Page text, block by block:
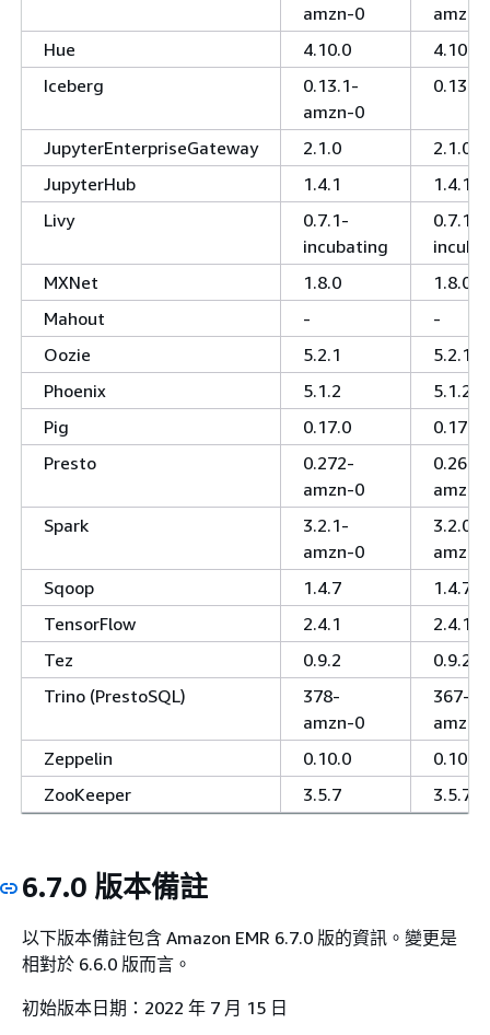
amzn-0
amzn-
Hue
4.10.0
4.10.0
Iceberg
0.13.1-
amzn-0
0.13.1
JupyterEnterpriseGateway 2.1.0
2.1.0
JupyterHub
1.4.1
1.4.1
Livy
0.7.1-
incubating
0.7.1-
MXNet
1.8.0
1.8.0
Mahout
-
-
Oozie
5.2.1
5.2.1
Phoenix
5.1.2
5.1.2
Pig
0.17.0
0.17.0
Presto
0.272-
amzn-0
0.267-
amzn-
Spark
3.2.1-
amzn-0
3.2.0-
amzn-
Sqoop
1.4.7
1.4.7
TensorFlow
2.4.1
2.4.1
Tez
0.9.2
0.9.2
Trino (PrestoSQL)
378-
amzn-0
367-
amzn-
Zeppelin
0.10.0
0.10.0
ZooKeeper
3.5.7 3.5.7
6.7.0 版本備註
以下版本備註包含 Amazon EMR 6.7.0 版的資訊。變更是
相對於 6.6.0 版而言。
初始版本日期：2022 年 7 月 15 日